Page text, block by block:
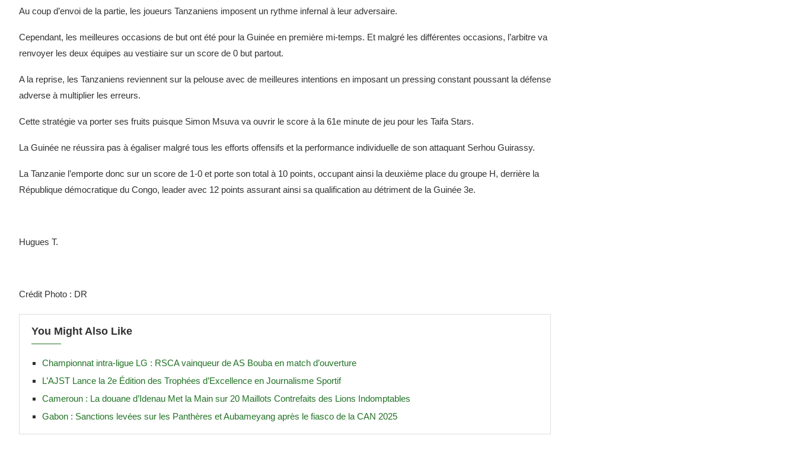
Au coup d’envoi de la partie, les joueurs Tanzaniens imposent un rythme infernal à leur adversaire.
Cependant, les meilleures occasions de but ont été pour la Guinée en première mi-temps. Et malgré les différentes occasions, l’arbitre va
renvoyer les deux équipes au vestiaire sur un score de 0 but partout.
A la reprise, les Tanzaniens reviennent sur la pelouse avec de meilleures intentions en imposant un pressing constant poussant la défense
adverse à multiplier les erreurs.
Cette stratégie va porter ses fruits puisque Simon Msuva va ouvrir le score à la 61e minute de jeu pour les Taifa Stars.
La Guinée ne réussira pas à égaliser malgré tous les efforts offensifs et la performance individuelle de son attaquant Serhou Guirassy.
La Tanzanie l’emporte donc sur un score de 1-0 et porte son total à 10 points, occupant ainsi la deuxième place du groupe H, derrière la
République démocratique du Congo, leader avec 12 points assurant ainsi sa qualification au détriment de la Guinée 3e.
Hugues T.
Crédit Photo : DR
You Might Also Like
Championnat intra-ligue LG : RSCA vainqueur de AS Bouba en match d’ouverture
L’AJST Lance la 2e Édition des Trophées d’Excellence en Journalisme Sportif
Cameroun : La douane d’Idenau Met la Main sur 20 Maillots Contrefaits des Lions Indomptables
Gabon : Sanctions levées sur les Panthères et Aubameyang après le fiasco de la CAN 2025